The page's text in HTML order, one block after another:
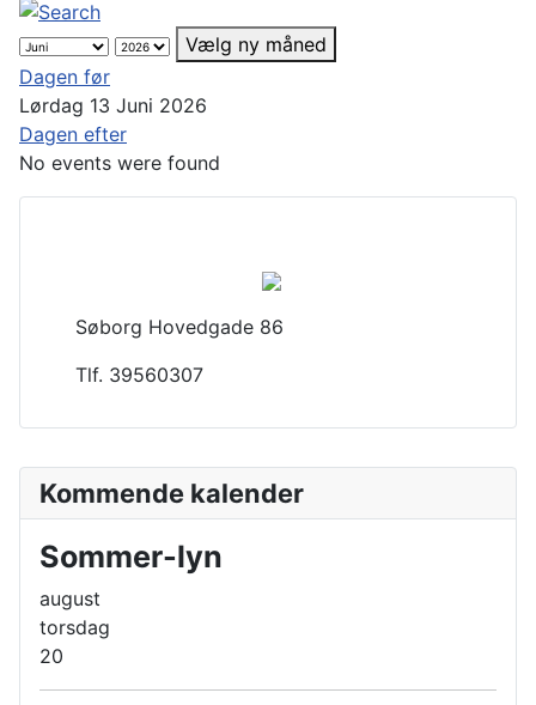
Kommende kalender
Sommer-lyn
august
torsdag
20
Vælg ny måned
Dagen før
Lørdag 13 Juni 2026
Dagen efter
No events were found
Søborg Hovedgade 86
Tlf. 39560307